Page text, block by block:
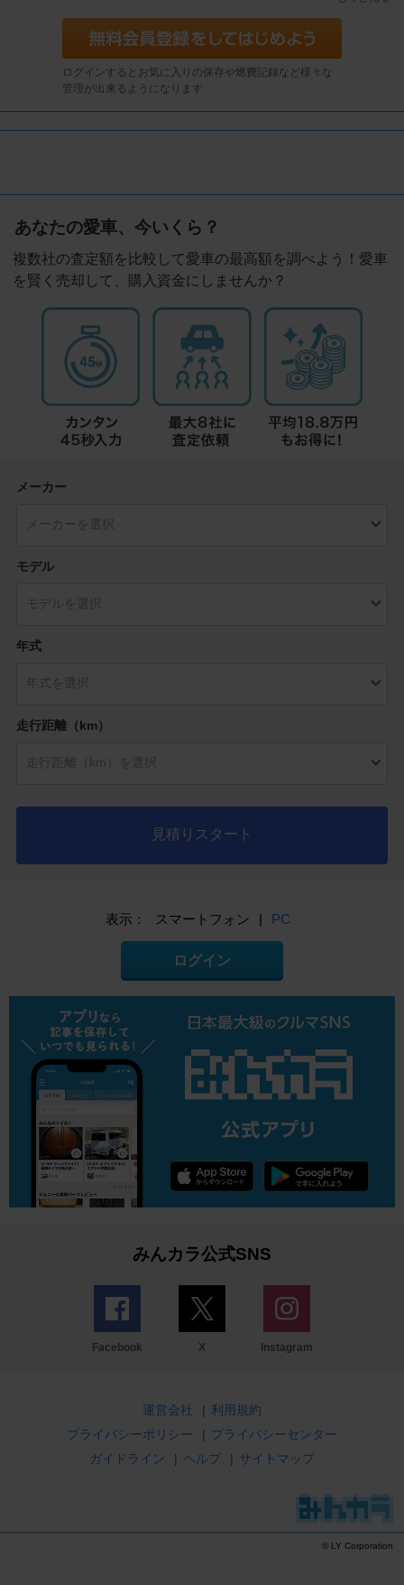
ログインするとお気に入りの保存や燃費記録など様々な
管理が出来るようになります
あなたの愛車、今いくら？
複数社の査定額を比較して愛車の最高額を調べよう！愛車
を賢く売却して、購入資金にしませんか？
メーカー
モデル
年式
走行距離（km）
見積りスタート
表示： スマートフォン | PC
ログイン
みんカラ公式SNS
Facebook X Instagram
運営会社 | 利用規約
プライバシーポリシー
| プライバシーセンター
ガイドライン
| ヘルプ | サイトマップ
© LY Corporation